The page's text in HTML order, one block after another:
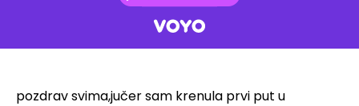
pozdrav svima,jučer sam krenula prvi put u